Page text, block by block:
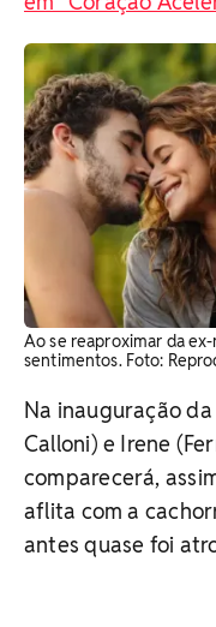
Ao se reaproximar da
sentimentos. ​Foto:
Na inauguração
Calloni) e Irene
comparecerá,
aflita com a
antes quase foi